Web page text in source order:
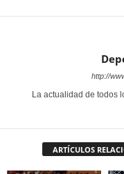
http://
La actualidad de todos
ARTÍCULOS